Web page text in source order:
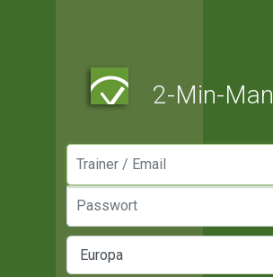
2-Min-Man